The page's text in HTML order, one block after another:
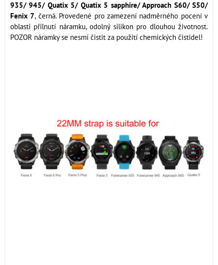
935/ 945/ Quatix 5/ Quatix 5 sapphire/ Approach S60/ S50/
Fenix 7, černá. Provedené pro zamezení nadměrného pocení v
oblasti přilnutí náramku, odolný silikon pro dlouhou životnost.
POZOR náramky se nesmí čistit za použití chemických čistidel!